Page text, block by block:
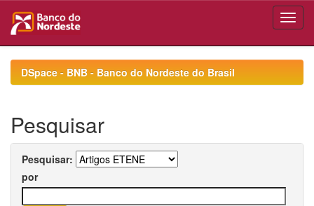
navigationDSpace - BNB - Banco do Nordeste do Brasil
Pesquisar
Pesquisar:
por